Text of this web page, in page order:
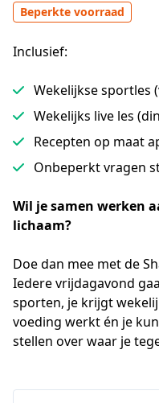
Beperkte voorraad
Inclusief:
Wekelijkse sportles
Wekelijks live les
Recepten op maat
Onbeperkt vragen
Wil je samen werken
lichaam?
Doe dan mee met de
Iedere vrijdagavond
sporten, je krijgt
voeding werkt én je
stellen over waar je